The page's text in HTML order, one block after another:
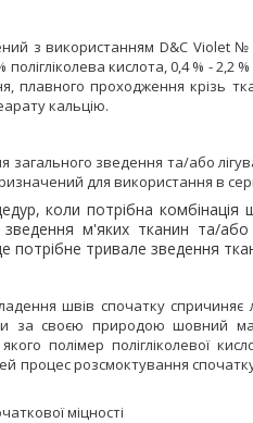
з використанням D&C Violet№
кислота, 0,4 % - 2,2
проходження крізь
кальцію.
загального зведення та/або
для використання в
коли потрібна
м'яких тканин та/
потрібне тривале зведення
швів спочатку
за своєю природою шовний
полімер полігліколевої
процес розсмоктування
міцності